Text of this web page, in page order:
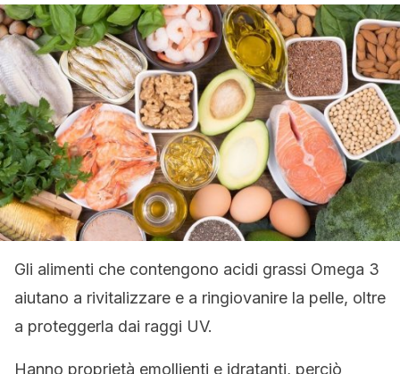
Gli alimenti che contengono acidi grassi Omega 3
aiutano a rivitalizzare e a ringiovanire la pelle, oltre
a proteggerla dai raggi UV.
Hanno proprietà emollienti e idratanti, perciò